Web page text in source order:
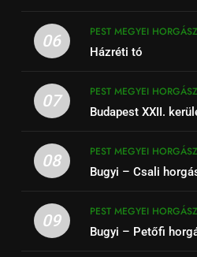
06
PEST MEGYEI
Házréti tó
07
PEST MEGYEI
Budapest XXII.
08
PEST MEGYEI
Bugyi – Csali
09
PEST MEGYEI
Bugyi – Petőfi